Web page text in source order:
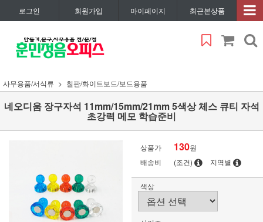
로그인 회원가입 마이페이지 최근본상품
사무용품/서식류 칠판/화이트보드/보드용품
네오디움 장구자석 11mm/15mm/21mm 5색상 체스 큐티 자석
초강력 메모 학습준비
상품가 130원
배송비
(조건) 지역별
색상